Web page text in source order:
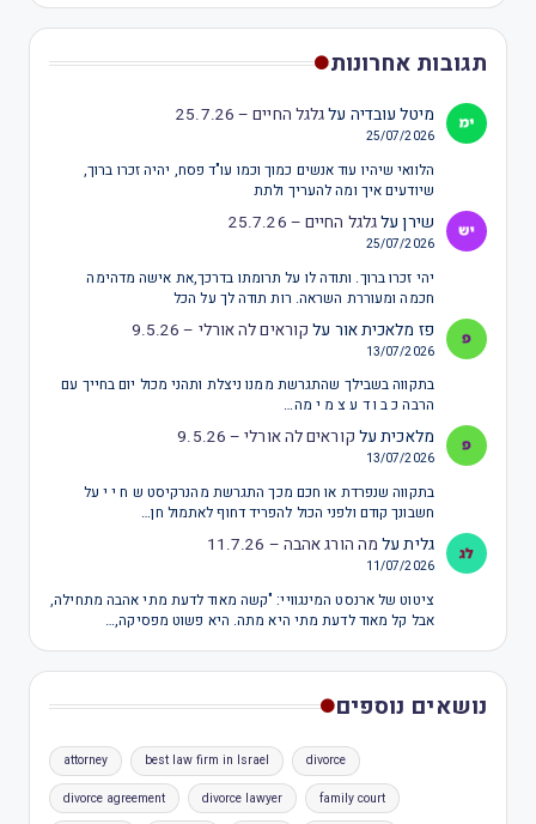
תגובות אחרונות
מיטל עובדיה עלגלגל החיים – 25.7.26
25/07/2026
הלוואי שיהיו עוד אנשים כמוך וכמו עו"ד פסח, יהיה זכרו ברוך,
שיודעים איך ומה להעריך ולתת
שירןעלגלגל החיים – 25.7.26
25/07/2026
יהי זכרו ברוך. ותודה לו על תרומתו בדרכך,את אישה מדהימה
חכמה ומעוררת השראה. רות תודה לך על הכל
פז מלאכית אור על קוראים לה אורלי – 9.5.26
13/07/2026
בתקווה בשבילך שהתגרשת ממנו ניצלת ותהני מכול יום בחייך עם
הרבה כ ב ו ד ע צ מ י מה…
מלאכיתעל קוראים לה אורלי – 9.5.26
13/07/2026
בתקווה שנפרדת או חכם מכך התגרשת מהנרקיסט ש ח י י על
חשבונך קודם ולפני הכול להפריד דחוף לאתמול חן…
גליתעל מה הורג אהבה – 11.7.26
11/07/2026
ציטוט של ארנסט המינגוויי: "קשה מאוד לדעת מתי אהבה מתחילה,
אבל קל מאוד לדעת מתי היא מתה. היא פשוט מפסיקה,…
נושאים נוספים
attorney best law firm in Israel divorce
divorce agreement divorce lawyer family court